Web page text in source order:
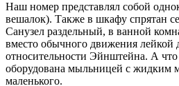
Наш номер представлял собой
вешалок). Также в шкафу спрятан
Санузел раздельный, в ванной
вместо обычного движения лейкой
относительности Эйнштейна. А
оборудована мыльницей с жидким
маленького.